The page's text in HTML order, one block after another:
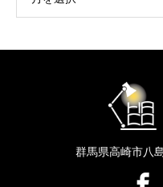
群馬県高崎市八